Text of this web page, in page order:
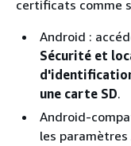
certificats comme
Android :
Sécurité et
une carte SD.
Android-
les